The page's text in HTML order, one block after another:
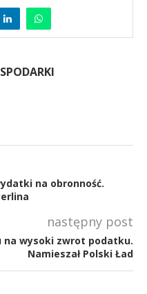
na obronność.
następny post
na wysoki zwrot podatku.
Namieszał Polski Ład